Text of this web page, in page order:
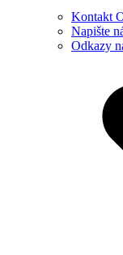
Kontakt
Napište
Odkazy